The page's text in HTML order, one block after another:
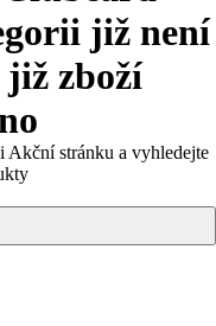
již není
již zboží
Akční stránku a vyhledejte